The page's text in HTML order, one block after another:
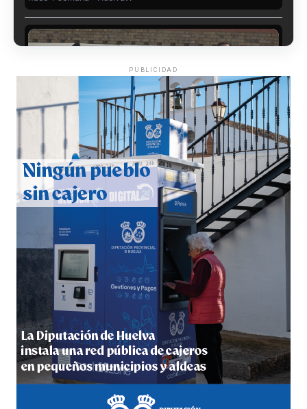
CUARTA CORRIDA DE LAS FIESTAS COLOMBINAS
2026
hace 1 semana ·Huelvatv
4º DÍA DE LAS FIESTAS COLOMBINAS 2026
hace 1 semana·Huelvatv
PUBLICIDAD